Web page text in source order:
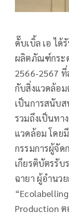
ดั๊บเบิ้ล เอ ได้
ผลิตภัณฑ์กระ
2566-2567
กับสิ่งแวดล้อ
เป็นการสนับ
รวมถึงเป็นทา
แวดล้อม โดย
กรรมการผู้จัด
เกียรติบัตรรับ
ฉายา ผู้อำนว
Production ต